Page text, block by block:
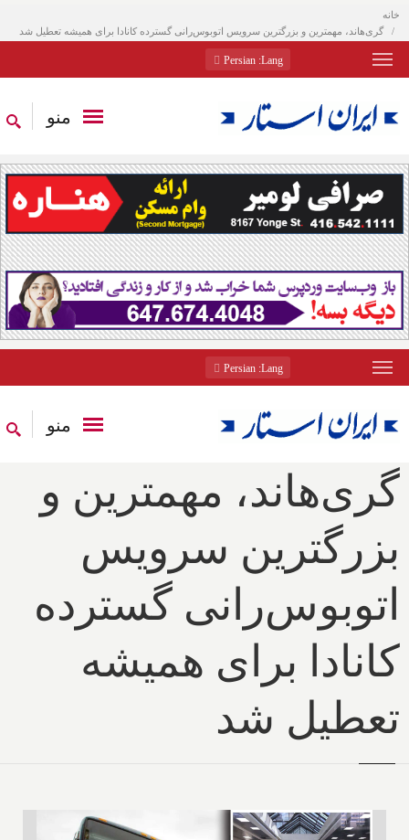
خانه
گری‌هاند، مهمترین و بزرگترین سرویس اتوبوس‌رانی گسترده کانادا برای همیشه تعطیل شد
Lang
: Persian
منو
Lang
: Persian
منو
گری‌هاند، مهمترین و
بزرگترین سرویس
اتوبوس‌رانی گسترده
کانادا برای همیشه
تعطیل شد